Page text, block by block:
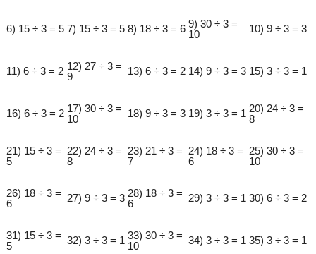
6) 15 ÷ 3 = 5 7) 15 ÷ 3 = 5 8) 18 ÷ 3 = 6 9) 30 ÷ 3 =
10
10) 9 ÷ 3 = 3
11) 6 ÷ 3 = 2 12) 27 ÷ 3 =
9
13) 6 ÷ 3 = 2 14) 9 ÷ 3 = 3 15) 3 ÷ 3 = 1
16) 6 ÷ 3 = 2 17) 30 ÷ 3 =
10
18) 9 ÷ 3 = 3 19) 3 ÷ 3 = 1 20) 24 ÷ 3 =
8
21) 15 ÷ 3 =
5
22) 24 ÷ 3 =
8
23) 21 ÷ 3 =
7
24) 18 ÷ 3 =
6
25) 30 ÷ 3 =
10
26) 18 ÷ 3 =
6
27) 9 ÷ 3 = 3 28) 18 ÷ 3 =
6
29) 3 ÷ 3 = 1 30) 6 ÷ 3 = 2
31) 15 ÷ 3 =
5
32) 3 ÷ 3 = 1 33) 30 ÷ 3 =
10
34) 3 ÷ 3 = 1 35) 3 ÷ 3 = 1